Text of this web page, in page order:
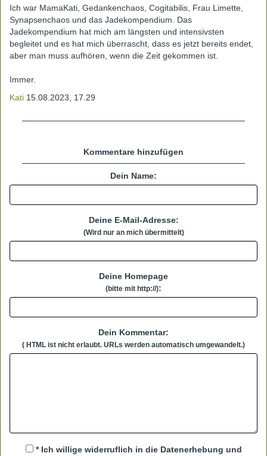
Ich war MamaKati, Gedankenchaos, Cogitabilis, Frau Limette,
Synapsenchaos und das Jadekompendium. Das
Jadekompendium hat mich am längsten und intensivsten
begleitet und es hat mich überrascht, dass es jetzt bereits endet,
aber man muss aufhören, wenn die Zeit gekommen ist.
Immer.
Kati 15.08.2023, 17.29
Kommentare hinzufügen
Dein Name:
Deine E-Mail-Adresse:
(Wird nur an mich übermittelt)
Deine Homepage
(bitte mit http://):
Dein Kommentar:
( HTML ist nicht erlaubt. URLs werden automatisch umgewandelt.)
* Ich willige widerruflich in die Datenerhebung und